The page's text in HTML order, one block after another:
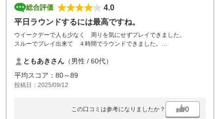
総合評価
4.0
平日ラウンドするには最高ですね。
ウイークデーで人も少なく 周りを気にせずプレイできました。
スルーでプレイ出来て ４時間でラウンドできました。
り
ボールの位置を変更しなければいけないホールもありました。
ともあきさん （男性 / 60代）
平均スコア：80～89
投稿日：2025/09/12
この口コミは参考になりましたか？ 0